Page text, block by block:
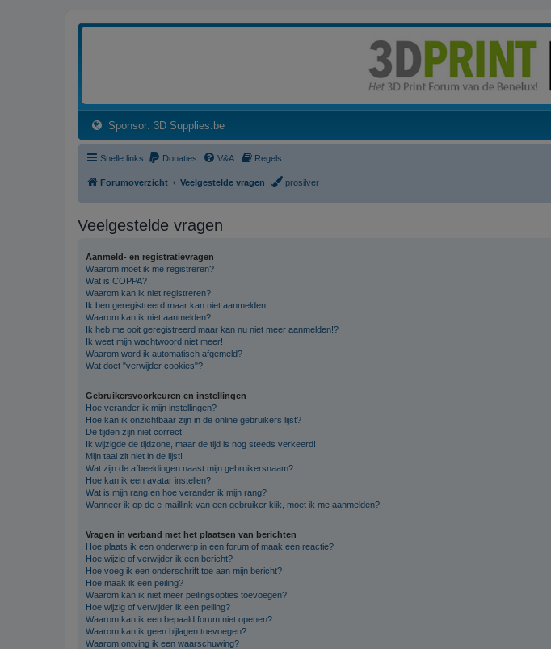
Sponsor: 3D Supplies.be(Opens a new tab)
Snelle links Donaties V&A Regels
Forumoverzicht Veelgestelde vragen prosilver
Veelgestelde vragen
Aanmeld- en registratievragen
Waarom moet ik me registreren?
Wat is COPPA?
Waarom kan ik niet registreren?
Ik ben geregistreerd maar kan niet aanmelden!
Waarom kan ik niet aanmelden?
Ik heb me ooit geregistreerd maar kan nu niet meer aanmelden!?
Ik weet mijn wachtwoord niet meer!
Waarom word ik automatisch afgemeld?
Wat doet "verwijder cookies"?
Gebruikersvoorkeuren en instellingen
Hoe verander ik mijn instellingen?
Hoe kan ik onzichtbaar zijn in de online gebruikers lijst?
De tijden zijn niet correct!
Ik wijzigde de tijdzone, maar de tijd is nog steeds verkeerd!
Mijn taal zit niet in de lijst!
Wat zijn de afbeeldingen naast mijn gebruikersnaam?
Hoe kan ik een avatar instellen?
Wat is mijn rang en hoe verander ik mijn rang?
Wanneer ik op de e-maillink van een gebruiker klik, moet ik me aanmelden?
Vragen in verband met het plaatsen van berichten
Hoe plaats ik een onderwerp in een forum of maak een reactie?
Hoe wijzig of verwijder ik een bericht?
Hoe voeg ik een onderschrift toe aan mijn bericht?
Hoe maak ik een peiling?
Waarom kan ik niet meer peilingsopties toevoegen?
Hoe wijzig of verwijder ik een peiling?
Waarom kan ik een bepaald forum niet openen?
Waarom kan ik geen bijlagen toevoegen?
Waarom ontving ik een waarschuwing?